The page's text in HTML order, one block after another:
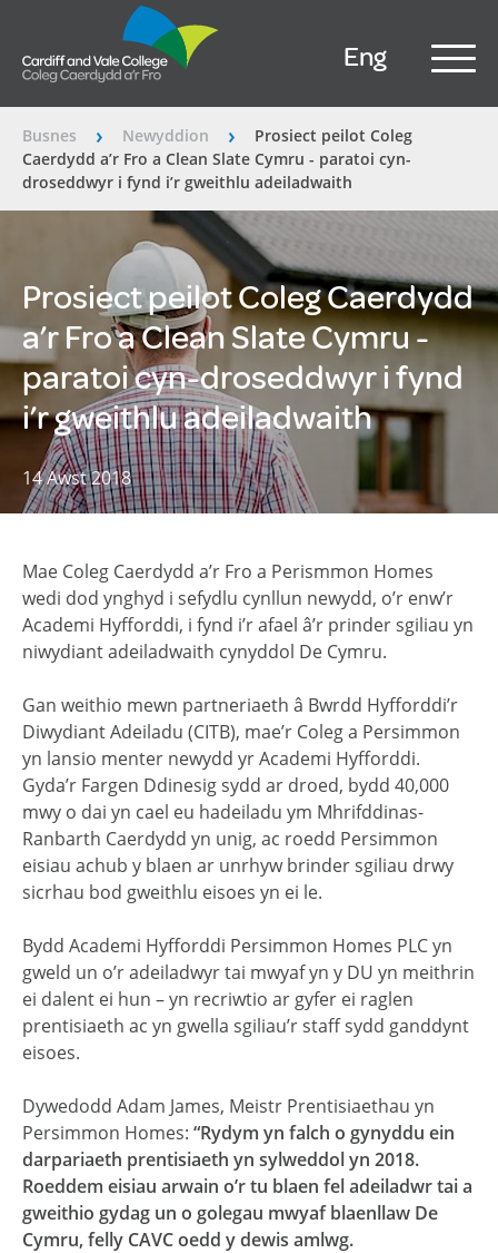
Eng
Busnes
â€º
Newyddion
â€º
Prosiect peilot Coleg
Caerdydd a’r Fro a Clean Slate Cymru - paratoi cyn-
droseddwyr i fynd i’r gweithlu adeiladwaith
Prosiect peilot Coleg Caerdydd
a’r Fro a Clean Slate Cymru -
paratoi cyn-droseddwyr i fynd
i’r gweithlu adeiladwaith
14 Awst 2018
Mae Coleg Caerdydd a’r Fro a Perismmon Homes
wedi dod ynghyd i sefydlu cynllun newydd, o’r enw’r
Academi Hyfforddi, i fynd i’r afael â’r prinder sgiliau yn
niwydiant adeiladwaith cynyddol De Cymru.
Gan weithio mewn partneriaeth â Bwrdd Hyfforddi’r
Diwydiant Adeiladu (CITB), mae’r Coleg a Persimmon
yn lansio menter newydd yr Academi Hyfforddi.
Gyda’r Fargen Ddinesig sydd ar droed, bydd 40,000
mwy o dai yn cael eu hadeiladu ym Mhrifddinas-
Ranbarth Caerdydd yn unig, ac roedd Persimmon
eisiau achub y blaen ar unrhyw brinder sgiliau drwy
sicrhau bod gweithlu eisoes yn ei le.
Bydd Academi Hyfforddi Persimmon Homes PLC yn
gweld un o’r adeiladwyr tai mwyaf yn y DU yn meithrin
ei dalent ei hun – yn recriwtio ar gyfer ei raglen
prentisiaeth ac yn gwella sgiliau’r staff sydd ganddynt
eisoes.
Dywedodd Adam James, Meistr Prentisiaethau yn
Persimmon Homes: “Rydym yn falch o gynyddu ein
darpariaeth prentisiaeth yn sylweddol yn 2018.
Roeddem eisiau arwain o’r tu blaen fel adeiladwr tai a
gweithio gydag un o golegau mwyaf blaenllaw De
Cymru, felly CAVC oedd y dewis amlwg.